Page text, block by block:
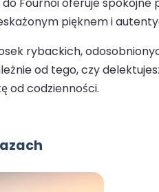
Fournoi oferuje
pięknem i
rybackich,
od tego, czy
od codzienności.